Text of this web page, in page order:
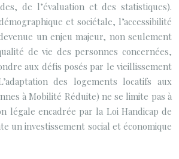
de l’évaluation et des statistiques).
et sociétale, l’accessibilité
un enjeu majeur, non seulement
de vie des personnes concernées,
aux défis posés par le vieillissement
des logements locatifs aux
à Mobilité Réduite) ne se limite pas à
légale encadrée par la Loi Handicap de
un investissement social et économique